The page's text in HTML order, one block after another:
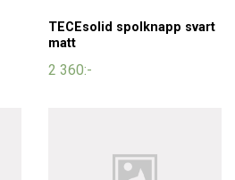
TECEsolid spolknapp svart
matt
2 360:-